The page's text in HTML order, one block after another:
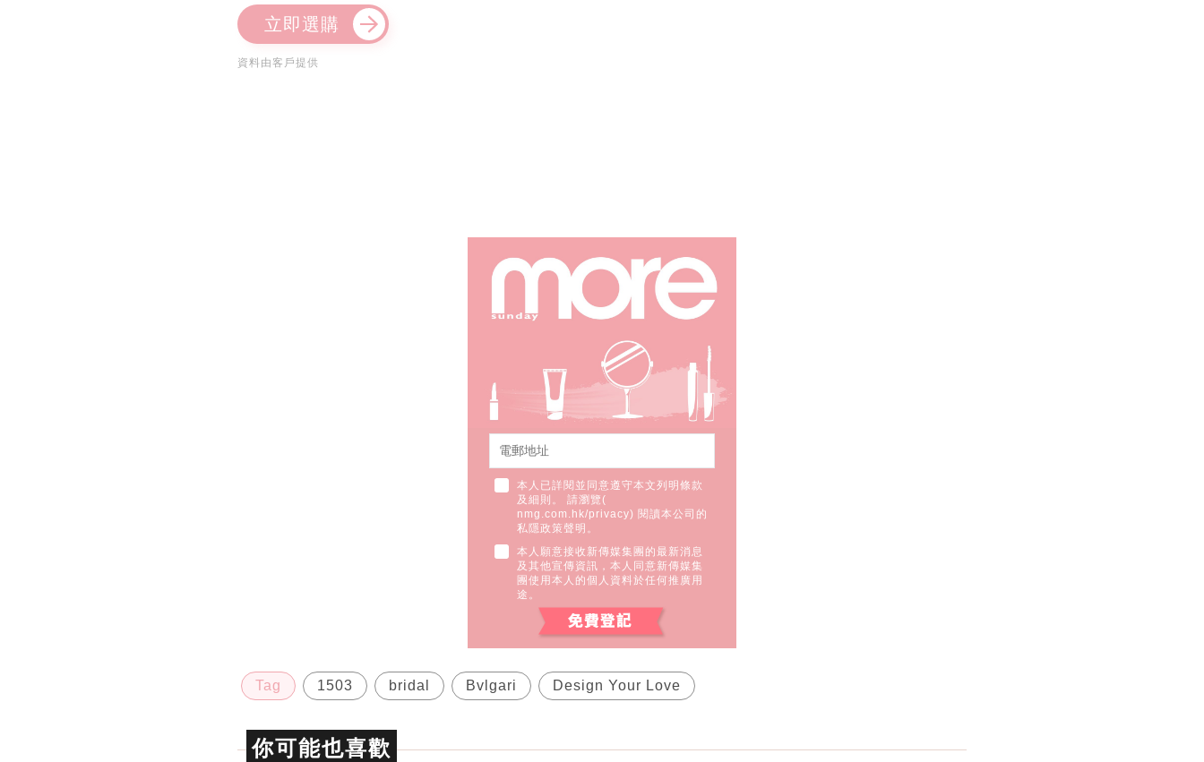
立即選購
資料由客戶提供
本人已詳閱並同意遵守本文列明條款
及細則。 請瀏覽(
nmg.com.hk/privacy) 閱讀本公司的
私隱政策聲明。
本人願意接收新傳媒集團的最新消息
及其他宣傳資訊，本人同意新傳媒集
團使用本人的個人資料於任何推廣用
途。
Tag 1503 bridal Bvlgari Design Your Love
你可能也喜歡